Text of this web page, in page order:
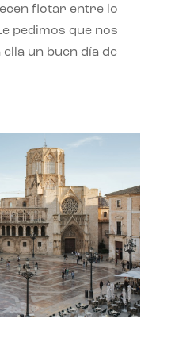
flotar entre lo
pedimos que nos
un buen día de